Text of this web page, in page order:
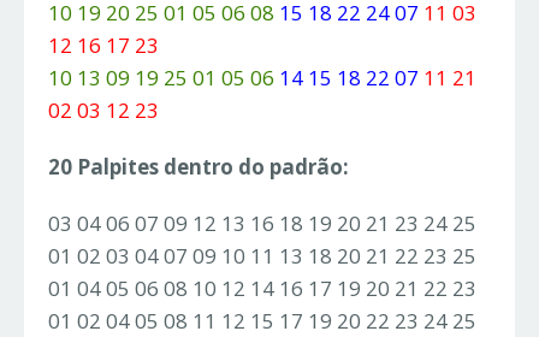
10 19 20 25 01 05 06 08 15 18 22 24 07 11 03
12 16 17 23
10 13 09 19 25 01 05 06 14 15 18 22 07 11 21
02 03 12 23
20 Palpites dentro do padrão:
03 04 06 07 09 12 13 16 18 19 20 21 23 24 25
01 02 03 04 07 09 10 11 13 18 20 21 22 23 25
01 04 05 06 08 10 12 14 16 17 19 20 21 22 23
01 02 04 05 08 11 12 15 17 19 20 22 23 24 25